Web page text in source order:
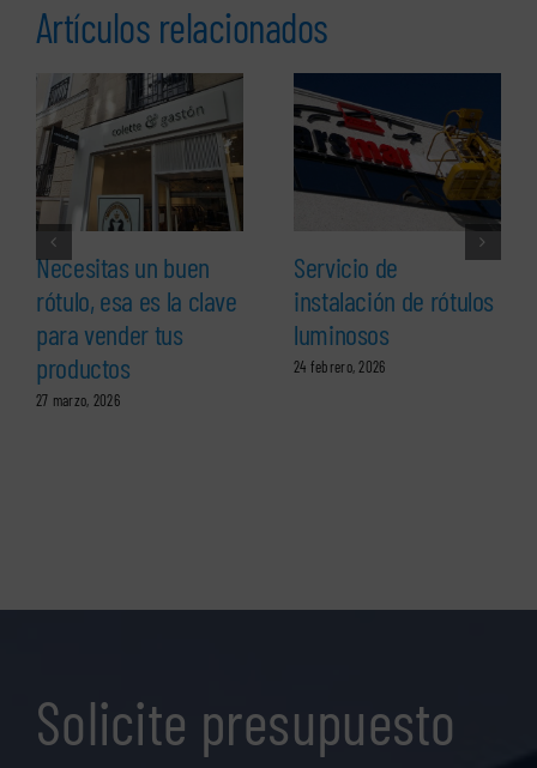
Artículos relacionados
Necesitas un buen
rótulo, esa es la clave
para vender tus
productos
27 marzo, 2026
Servicio de
instalación de rótulos
luminosos
24 febrero, 2026
Solicite presupuesto